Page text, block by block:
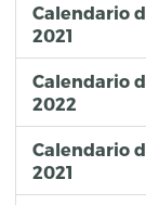
Calendario
2021
Calendario
2022
Calendario
2021